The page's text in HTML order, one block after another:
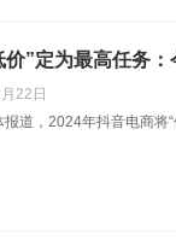
价”定为最高任务：
22日
道，2024年抖音电商将